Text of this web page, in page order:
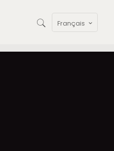
Français